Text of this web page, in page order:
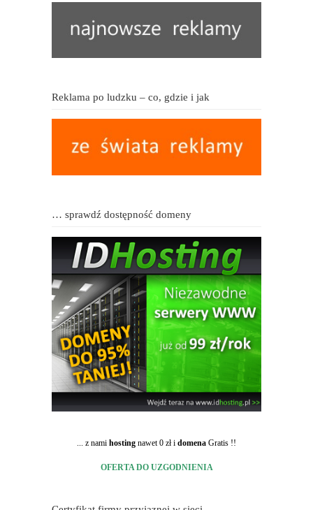
Reklama po ludzku – co, gdzie i jak
… sprawdź dostępność domeny
... z nami hosting nawet 0 zł i domena Gratis !!
OFERTA DO UZGODNIENIA